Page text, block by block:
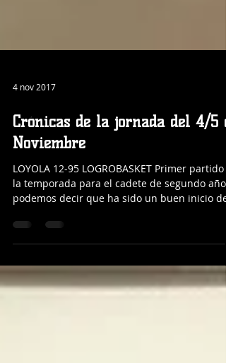
4 nov 2017
Crónicas de la jornada del 4/5
Noviembre
LOYOLA 12-95 LOGROBASKET Primer partido
la temporada para el cadete de segundo año
liga....